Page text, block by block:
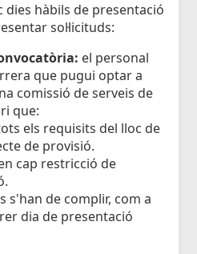
dies hàbils de presentació
sol·licituds:
el personal
que pugui optar a
comissió de serveis de
que:
els requisits del lloc de
de provisió.
cap restricció de
s'han de complir, com a
dia de presentació